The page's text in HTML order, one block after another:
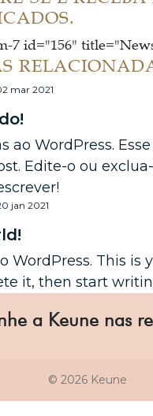
7 id="156"
mar 2021
ao WordPress.
Edite-o ou
jan 2021
WordPress. This is
it, then start
a Keune nas
© 2026 Keune